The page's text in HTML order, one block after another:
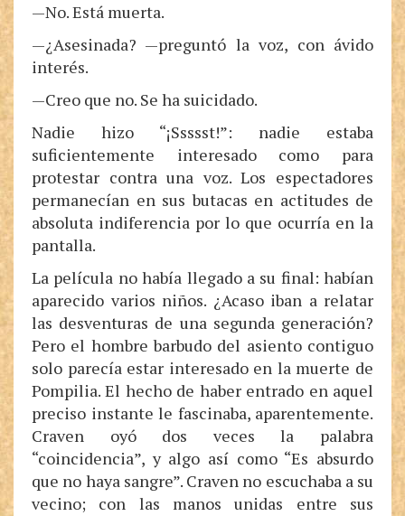
—No. Está muerta.
—¿Asesinada? —preguntó la voz, con ávido
interés.
—Creo que no. Se ha suicidado.
Nadie hizo “¡Ssssst!”: nadie estaba
suficientemente interesado como para
protestar contra una voz. Los espectadores
permanecían en sus butacas en actitudes de
absoluta indiferencia por lo que ocurría en la
pantalla.
La película no había llegado a su final: habían
aparecido varios niños. ¿Acaso iban a relatar
las desventuras de una segunda generación?
Pero el hombre barbudo del asiento contiguo
solo parecía estar interesado en la muerte de
Pompilia. El hecho de haber entrado en aquel
preciso instante le fascinaba, aparentemente.
Craven oyó dos veces la palabra
“coincidencia”, y algo así como “Es absurdo
que no haya sangre”. Craven no escuchaba a su
vecino; con las manos unidas entre sus